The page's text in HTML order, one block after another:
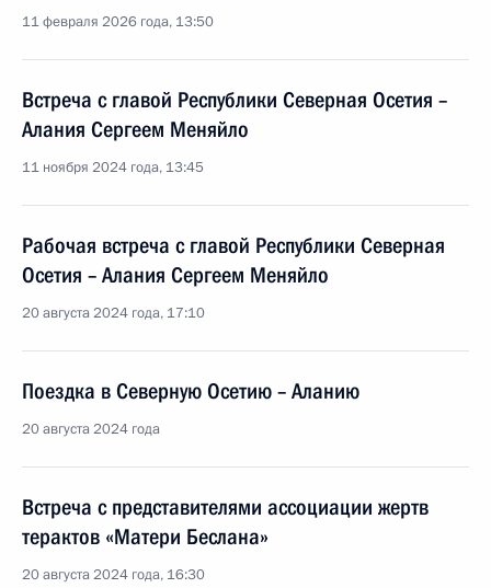
11 февраля 2026 года, 13:50
Встреча с главой Республики Северная Осетия –
Алания Сергеем Меняйло
11 ноября 2024 года, 13:45
Рабочая встреча с главой Республики Северная
Осетия – Алания Сергеем Меняйло
20 августа 2024 года, 17:10
Поездка в Северную Осетию – Аланию
20 августа 2024 года
Встреча с представителями ассоциации жертв
терактов «Матери Беслана»
20 августа 2024 года, 16:30